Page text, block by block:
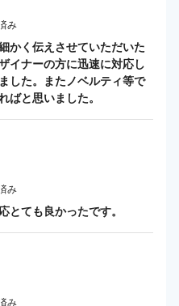
み
かく伝えさせていただいた
イナーの方に迅速に対応し
した。またノベルティ等で
ばと思いました。
み
とても良かったです。
み